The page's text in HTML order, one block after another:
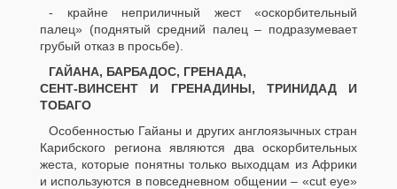
- крайне неприличный жест «оскорбительный
палец» (поднятый средний палец – подразумевает
грубый отказ в просьбе).
ГАЙАНА, БАРБАДОС, ГРЕНАДА,
СЕНТ-ВИНСЕНТ И ГРЕНАДИНЫ, ТРИНИДАД И
ТОБАГО
Особенностью Гайаны и других англоязычных стран
Карибского региона являются два оскорбительных
жеста, которые понятны только выходцам из Африки
и используются в повседневном общении – «cut еуе»